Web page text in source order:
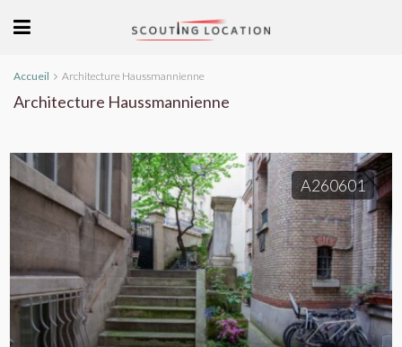
Accueil Architecture Haussmannienne
Architecture Haussmannienne
A260601